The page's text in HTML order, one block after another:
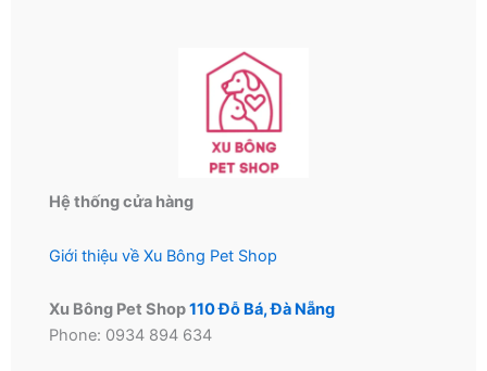
Hệ thống cửa hàng
Giới thiệu về Xu Bông Pet Shop
Xu Bông Pet Shop110 Đỗ Bá, Đà Nẵng
Phone: 0934 894 634